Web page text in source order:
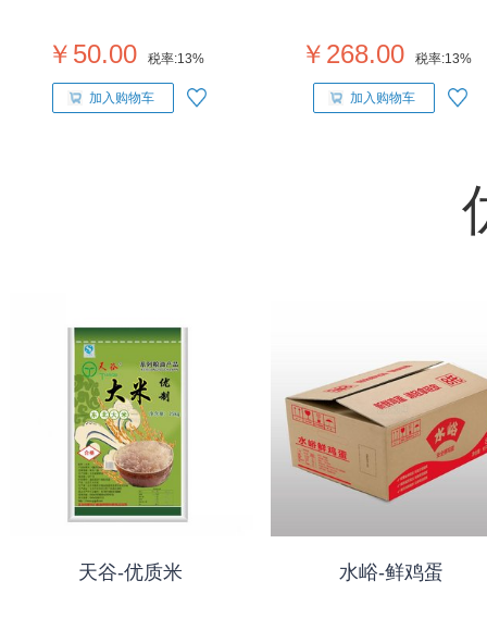
￥50.00 税率:13%
加入购物车
￥268.00 税率:13%
加入购物车
天谷-优质米 水峪-鲜鸡蛋